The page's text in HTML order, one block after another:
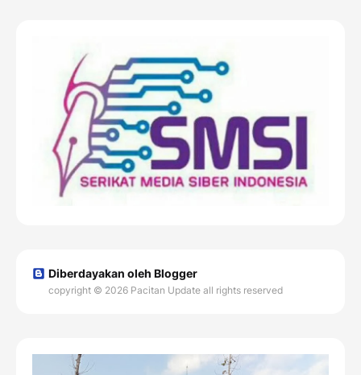
Diberdayakan oleh Blogger
copyright © 2026 Pacitan Update all rights reserved